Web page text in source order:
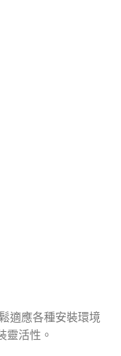
適應各種安裝環境
靈活性。